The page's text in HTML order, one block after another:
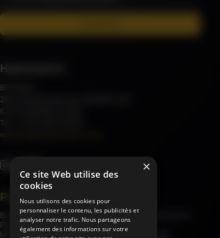
Haemmerlin
BP 30045
28 rue de Steinbourg, MONSWILLER
67701 SAVERNE CEDEX
Tél : (+33) 3 88 01 85 00
welcome@haemmerlin.com
Produits
Brouettes
Pièces détachées
Matériel de chantier
À propos
À propos d’Haemmerlin
Savoir-faire
Garanties châssis
×
Ce site Web utilise des
cookies
Nous utilisons des cookies pour
personnaliser le contenu, les publicités et
analyser notre trafic. Nous partageons
également des informations sur votre